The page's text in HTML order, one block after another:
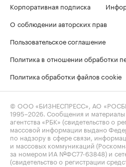
Корпоративная подписка
О соблюдении авторских прав
Пользовательское соглашение
Политика в отношении обработки
Политика обработки файлов cookie
© ООО «БИЗНЕСПРЕСС», АО
1995–2026 . Сообщения и
агентства «РБК» (свидетельство о
массовой информации выдано
по надзору в сфере связи,
и массовых коммуникаций
за номером ИА №ФС77-63848) и
(свидетельство о регистрации